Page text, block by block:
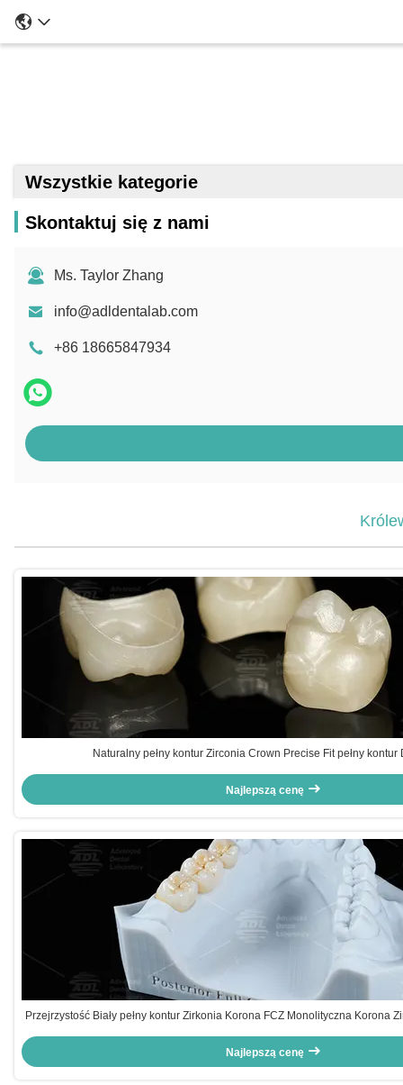
Wszystkie kategorie
Skontaktuj się z nami
Ms. Taylor Zhang
info@adldentalab.com
+86 18665847934
Naturalny pełny kontur Zirconia Crown Precise Fit pełny kontur
Najlepszą cenę
Przejrzystość Biały pełny kontur Zirkonia Korona FCZ Monolityczna Korona
Najlepszą cenę